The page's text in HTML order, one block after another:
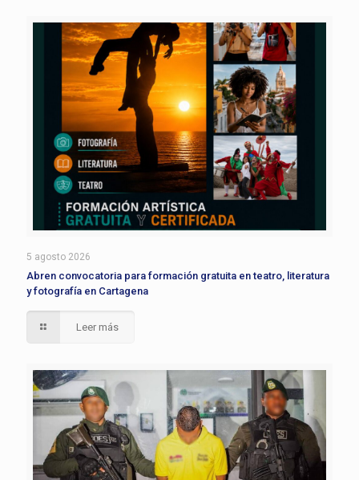
5 agosto 2026
Abren convocatoria para formación gratuita en teatro, literatura
y fotografía en Cartagena
Leer más